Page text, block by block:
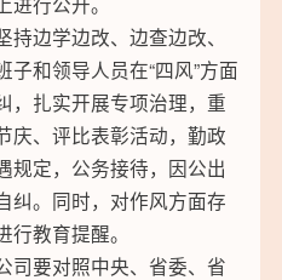
边学边改、边查边改、
和领导人员在“四风”方面
，扎实开展专项治理，重
庆、评比表彰活动，勤政
规定，公务接待，因公出
纠。同时，对作风方面存
教育提醒。
司要对照中央、省委、省